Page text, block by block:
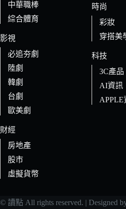
中華職棒
綜合體育
影視
必追夯劇
陸劇
韓劇
台劇
歐美劇
財經
房地產
股市
虛擬貨幣
時尚
彩妝
穿搭美
科技
3C產品
AI資訊
APPLE
© 讀點 All rights reserved. | Designed